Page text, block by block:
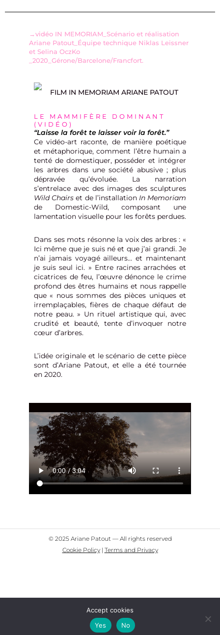
→vidéo IN MEMORIAM_Scénario et réalisation
Ariane Patout_Équipe technique Niklas Leissner
et Selina OczKo
_2020_Gérone/Barcelone/Francfort.
LE MAMMIFÈRE DOMINANT
(VIDÉO)
“Laisse la forêt te laisser voir la forêt.”
Ce vidéo-art raconte, de manière poétique
et métaphorique, comment l’être humain a
tenté de domestiquer, posséder et intégrer
les arbres dans une société abusive ; plus
dépravée qu’évoluée. La narration
s’entrelace avec des images des sculptures
Wild Chairs et de l’installation In Memoriam
de Domestic-Wild, composant une
lamentation visuelle pour les forêts perdues.
Dans ses mots résonne la voix des arbres : «
Ici même que je suis né et que j’ai grandi. Je
n’ai jamais voyagé ailleurs… et maintenant
je suis seul ici. » Entre racines arrachées et
cicatrices de feu, l’œuvre dénonce le crime
profond des êtres humains et nous rappelle
que « nous sommes des pièces uniques et
irremplaçables, fières de chaque défaut de
notre peau. » Un rituel artistique qui, avec
crudité et beauté, tente d’invoquer notre
cœur d’arbres.
L’idée originale et le scénario de cette pièce
sont d’Ariane Patout, et elle a été tournée
en 2020.
© 2025 Ariane Patout — All rights reserved
Cookie Policy| Terms and Privacy
Accept cookies
Yes
No